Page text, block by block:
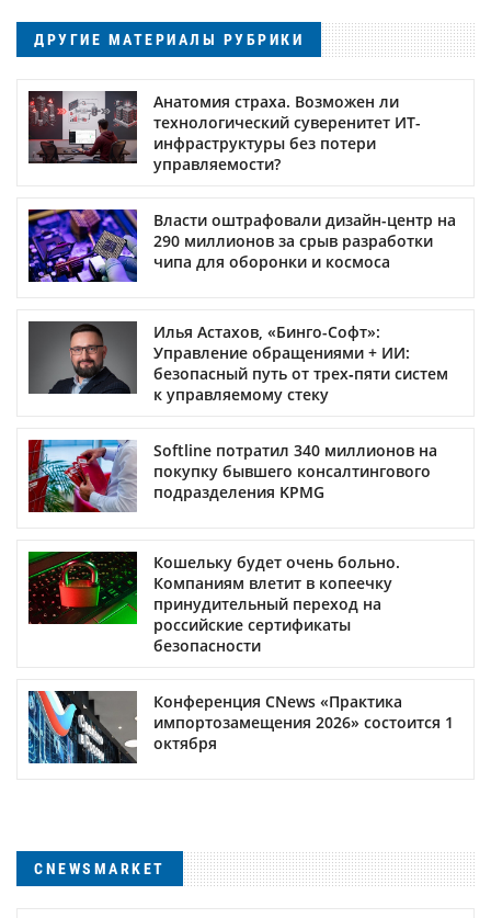
ДРУГИЕ МАТЕРИАЛЫ РУБРИКИ
Анатомия страха. Возможен ли
технологический суверенитет ИТ-
инфраструктуры без потери
управляемости?
Власти оштрафовали дизайн-центр на
290 миллионов за срыв разработки
чипа для оборонки и космоса
Илья Астахов, «Бинго-Софт»:
Управление обращениями + ИИ:
безопасный путь от трех‑пяти систем
к управляемому стеку
Softline потратил 340 миллионов на
покупку бывшего консалтингового
подразделения KPMG
Кошельку будет очень больно.
Компаниям влетит в копеечку
принудительный переход на
российские сертификаты
безопасности
Конференция CNews «Практика
импортозамещения 2026» состоится 1
октября
CNEWSMARKET